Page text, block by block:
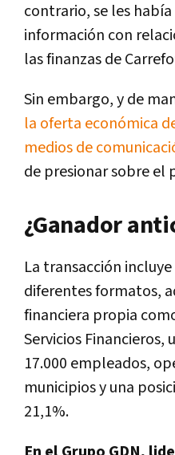
contrario, se les
información con
las finanzas de
Sin embargo, y de
la oferta económica
medios de
de presionar sobre el
¿Ganador
La transacción
diferentes formatos,
financiera propia
Servicios Financieros,
17.000 empleados,
municipios y una
21,1%.